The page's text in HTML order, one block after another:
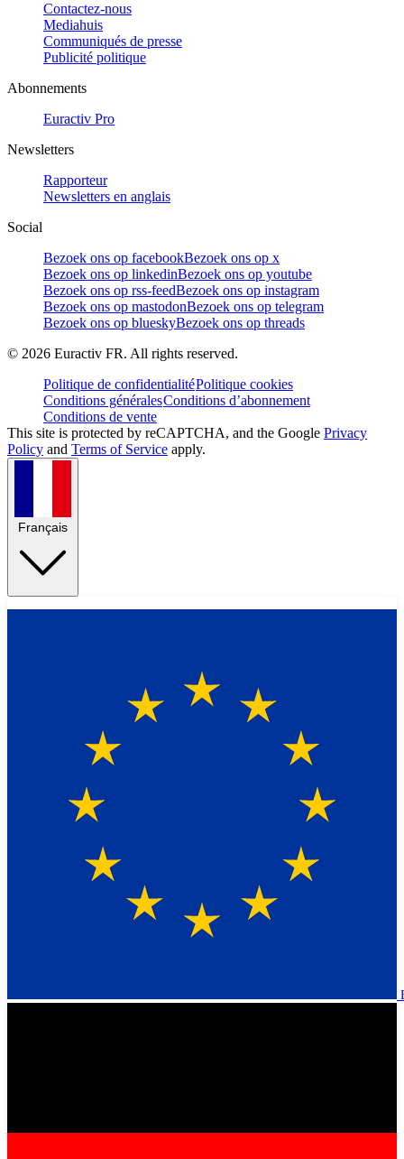
Contactez-nous
Mediahuis
Communiqués de presse
Publicité politique
Abonnements
Euractiv Pro
Newsletters
Rapporteur
Newsletters en anglais
Social
Bezoek ons op facebookBezoek ons op x
Bezoek ons op linkedinBezoek ons op youtube
Bezoek ons op rss-feedBezoek ons op instagram
Bezoek ons op mastodonBezoek ons op telegram
Bezoek ons op blueskyBezoek ons op threads
© 2026 Euractiv FR. All rights reserved.
Politique de confidentialitéPolitique cookies
Conditions généralesConditions d’abonnement
Conditions de vente
This site is protected by reCAPTCHA, and the Google Privacy
Policy and Terms of Service apply.
Français